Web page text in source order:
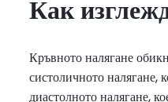
Как
Кръвното налягане
систоличното налягане,
диастолното налягане,